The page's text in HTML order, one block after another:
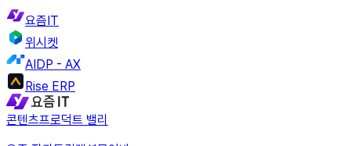
요즘IT
위시켓
AIDP - AX
Rise ERP
콘텐츠프로덕트 밸리